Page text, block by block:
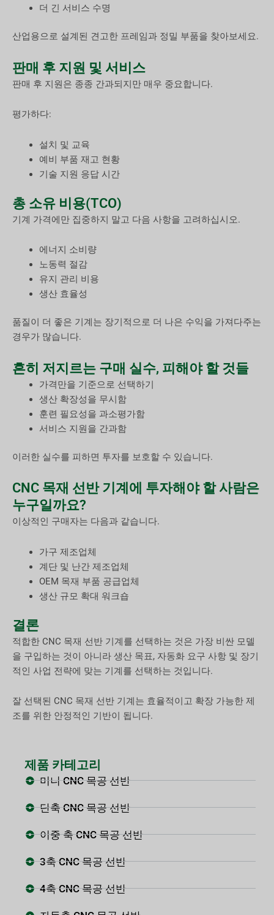
더 긴 서비스 수명
산업용으로 설계된 견고한 프레임과 정밀 부품을 찾아보세요.
판매 후 지원 및 서비스
판매 후 지원은 종종 간과되지만 매우 중요합니다.
평가하다:
설치 및 교육
예비 부품 재고 현황
기술 지원 응답 시간
총 소유 비용(TCO)
기계 가격에만 집중하지 말고 다음 사항을 고려하십시오.
에너지 소비량
노동력 절감
유지 관리 비용
생산 효율성
품질이 더 좋은 기계는 장기적으로 더 나은 수익을 가져다주는
경우가 많습니다.
흔히 저지르는 구매 실수, 피해야 할 것들
가격만을 기준으로 선택하기
생산 확장성을 무시함
훈련 필요성을 과소평가함
서비스 지원을 간과함
이러한 실수를 피하면 투자를 보호할 수 있습니다.
CNC 목재 선반 기계에 투자해야 할 사람은
누구일까요?
이상적인 구매자는 다음과 같습니다.
가구 제조업체
계단 및 난간 제조업체
OEM 목재 부품 공급업체
생산 규모 확대 워크숍
결론
적합한 CNC 목재 선반 기계를 선택하는 것은 가장 비싼 모델
을 구입하는 것이 아니라 생산 목표, 자동화 요구 사항 및 장기
적인 사업 전략에 맞는 기계를 선택하는 것입니다.
잘 선택된 CNC 목재 선반 기계는 효율적이고 확장 가능한 제
조를 위한 안정적인 기반이 됩니다.
제품 카테고리
미니 CNC 목공 선반
단축 CNC 목공 선반
이중 축 CNC 목공 선반
3축 CNC 목공 선반
4축 CNC 목공 선반